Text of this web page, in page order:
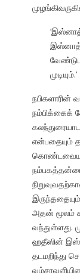
இஸ்னாத்
முடியும்.’
நபிகளாரின்
நம்பிக்கைக்
என்பதையும்
அதன் மூலம்
வந்துள்ளது.
ஹதீஸின்
தடமறிந்து